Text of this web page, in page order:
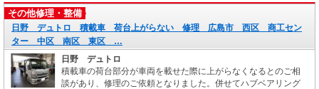
その他修理・整備
日野 デュトロ 積載車 荷台上がらない 修理 広島市 西区 商工セン
ター 中区 南区 東区 …
日野 デュトロ
積載車の荷台部分が車両を載せた際に上がらなくなるとのご相
談があり、修理のご依頼となりました。併せてハブベアリング